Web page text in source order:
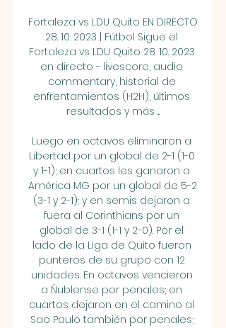
Fortaleza vs LDU Quito EN DIRECTO
28. 10. 2023 | Fútbol Sigue el
Fortaleza vs LDU Quito 28. 10. 2023
en directo - livescore, audio
commentary, historial de
enfrentamientos (H2H), últimos
resultados y más ...
Luego en octavos eliminaron a
Libertad por un global de 2-1 (1-0
y 1-1); en cuartos les ganaron a
América MG por un global de 5-2
(3-1 y 2-1); y en semis dejaron a
fuera al Corinthians por un
global de 3-1 (1-1 y 2-0). Por el
lado de la Liga de Quito fueron
punteros de su grupo con 12
unidades. En octavos vencieron
a Ñublense por penales; en
cuartos dejaron en el camino al
Sao Paulo también por penales;